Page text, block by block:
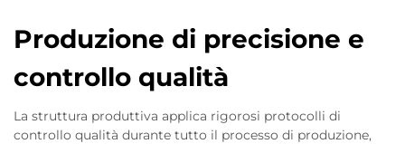
Produzione di precisione e
controllo qualità
La struttura produttiva applica rigorosi protocolli di
controllo qualità durante tutto il processo di produzione,